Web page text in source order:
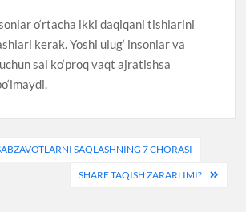
o‘rtacha ikki daqiqani tishlarini
kerak. Yoshi ulug‘ insonlar va
sal ko‘proq vaqt ajratishsa
SAQLASHNING 7 CHORASI
SHARF TAQISH ZARARLIMI?